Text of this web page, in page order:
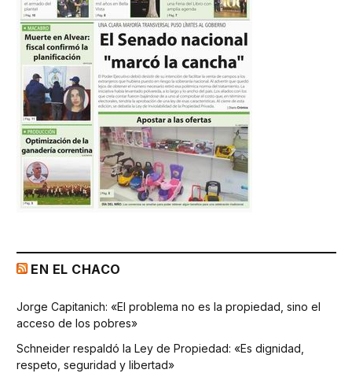
EN EL CHACO
Jorge Capitanich: «El problema no es la propiedad, sino el
acceso de los pobres»
Schneider respaldó la Ley de Propiedad: «Es dignidad,
respeto, seguridad y libertad»